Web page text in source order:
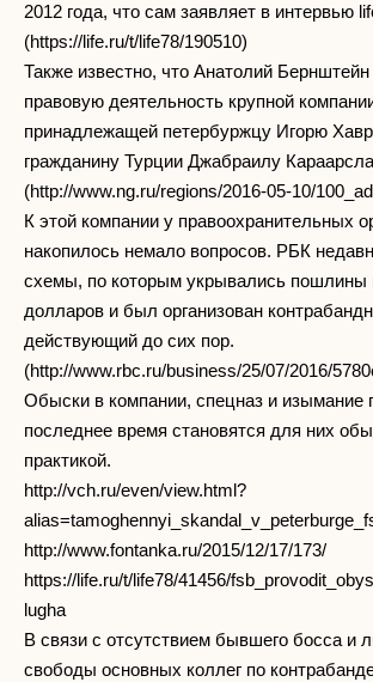
2012 года, что сам заявляет в интервью
(https://life.ru/t/life78/190510)
Также известно, что Анатолий
правовую деятельность крупной
принадлежащей петербуржцу Игорю
гражданину Турции Джабраилу
(http://www.ng.ru/regions/2016-05-10/
К этой компании у правоохранительных
накопилось немало вопросов. РБК
схемы, по которым укрывались пошлины
долларов и был организован
действующий до сих пор.
(http://www.rbc.ru/business/25/07/2016/
Обыски в компании, спецназ и изымание
последнее время становятся для них
практикой.
http://vch.ru/even/view.html?
http://www.fontanka.ru/2015/12/17/173/
https://life.ru/t/life78/41456/
lugha
В связи с отсутствием бывшего босса и
свободы основных коллег по